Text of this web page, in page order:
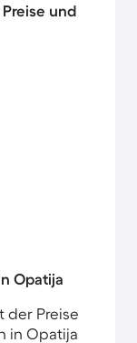
und
Opatija
der Preise
in Opatija